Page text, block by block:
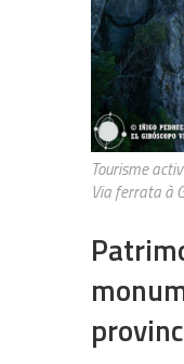
Tourisme
Via ferrata à